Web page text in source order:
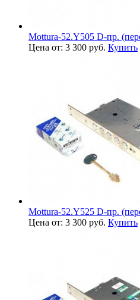
Mottura-52.Y505 D-пр.
Цена от: 3 300 руб. Купить
Mottura-52.Y525 D-пр.
Цена от: 3 300 руб. Купить